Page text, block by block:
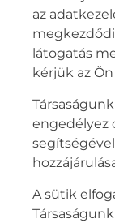
az
látogatás
kérjük az
engedélyez
A sütik